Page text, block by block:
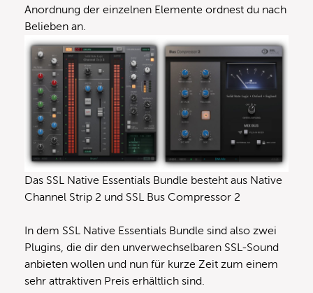
Anordnung der einzelnen Elemente ordnest du nach
Belieben an.
Das SSL Native Essentials Bundle besteht aus Native
Channel Strip 2 und SSL Bus Compressor 2
In dem SSL Native Essentials Bundle sind also zwei
Plugins, die dir den unverwechselbaren SSL-Sound
anbieten wollen und nun für kurze Zeit zum einem
sehr attraktiven Preis erhältlich sind.